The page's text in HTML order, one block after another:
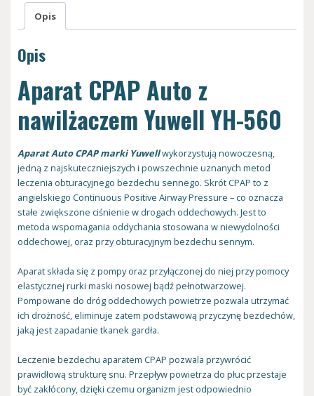
Opis
Opis
Aparat CPAP Auto z
nawilżaczem Yuwell YH-560
Aparat Auto CPAP marki Yuwellwykorzystują nowoczesną,
jedną z najskuteczniejszych i powszechnie uznanych metod
leczenia obturacyjnego bezdechu sennego. Skrót CPAP to z
angielskiego Continuous Positive Airway Pressure – co oznacza
stałe zwiększone ciśnienie w drogach oddechowych. Jest to
metoda wspomagania oddychania stosowana w niewydolności
oddechowej, oraz przy obturacyjnym bezdechu sennym.
Aparat składa się z pompy oraz przyłączonej do niej przy pomocy
elastycznej rurki maski nosowej bądź pełnotwarzowej.
Pompowane do dróg oddechowych powietrze pozwala utrzymać
ich drożność, eliminuje zatem podstawową przyczynę bezdechów,
jaką jest zapadanie tkanek gardła.
Leczenie bezdechu aparatem CPAP pozwala przywrócić
prawidłową strukturę snu. Przepływ powietrza do płuc przestaje
być zakłócony, dzięki czemu organizm jest odpowiednio